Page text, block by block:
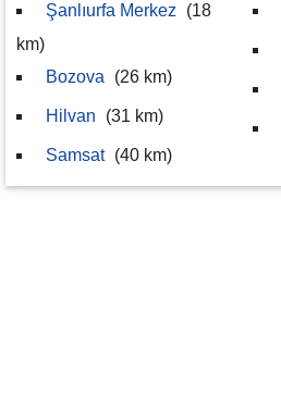
Şanlıurfa Merkez
(18
km)
Bozova
(26 km)
Hilvan (31 km)
Samsat (40 km)